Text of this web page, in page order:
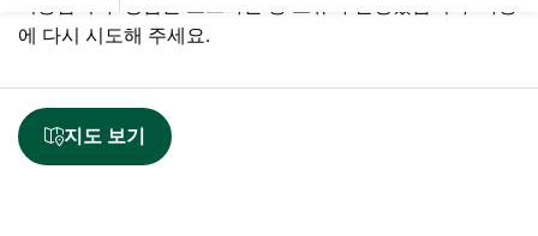
에 다시 시도해 주세요.
지도 보기